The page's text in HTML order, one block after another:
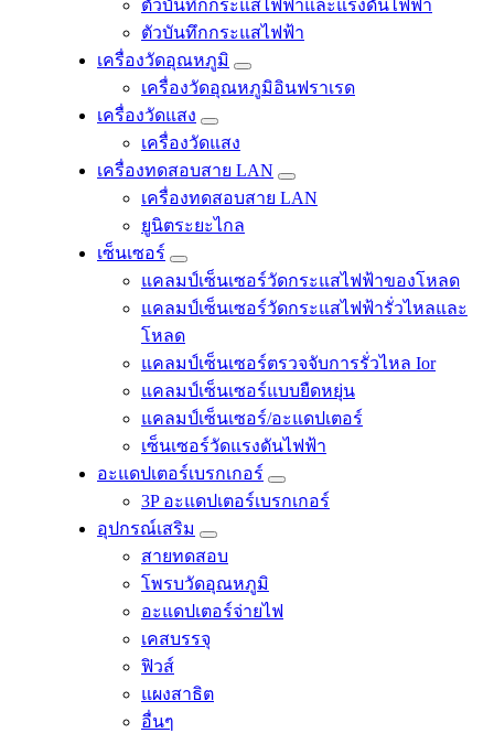
ตัวบันทึกกระแสไฟฟ้าและแรงดันไฟฟ้า
ตัวบันทึกกระแสไฟฟ้า
เครื่องวัดอุณหภูมิ
เครื่องวัดอุณหภูมิอินฟราเรด
เครื่องวัดแสง
เครื่องวัดแสง
เครื่องทดสอบสาย LAN
เครื่องทดสอบสาย LAN
ยูนิตระยะไกล
เซ็นเซอร์
แคลมป์เซ็นเซอร์วัดกระแสไฟฟ้าของโหลด
แคลมป์เซ็นเซอร์วัดกระแสไฟฟ้ารั่วไหลและ
โหลด
แคลมป์เซ็นเซอร์ตรวจจับการรั่วไหล Ior
แคลมป์เซ็นเซอร์แบบยืดหยุ่น
แคลมป์เซ็นเซอร์/อะแดปเตอร์
เซ็นเซอร์วัดแรงดันไฟฟ้า
อะแดปเตอร์เบรกเกอร์
3P อะแดปเตอร์เบรกเกอร์
อุปกรณ์เสริม
สายทดสอบ
โพรบวัดอุณหภูมิ
อะแดปเตอร์จ่ายไฟ
เคสบรรจุ
ฟิวส์
แผงสาธิต
อื่นๆ